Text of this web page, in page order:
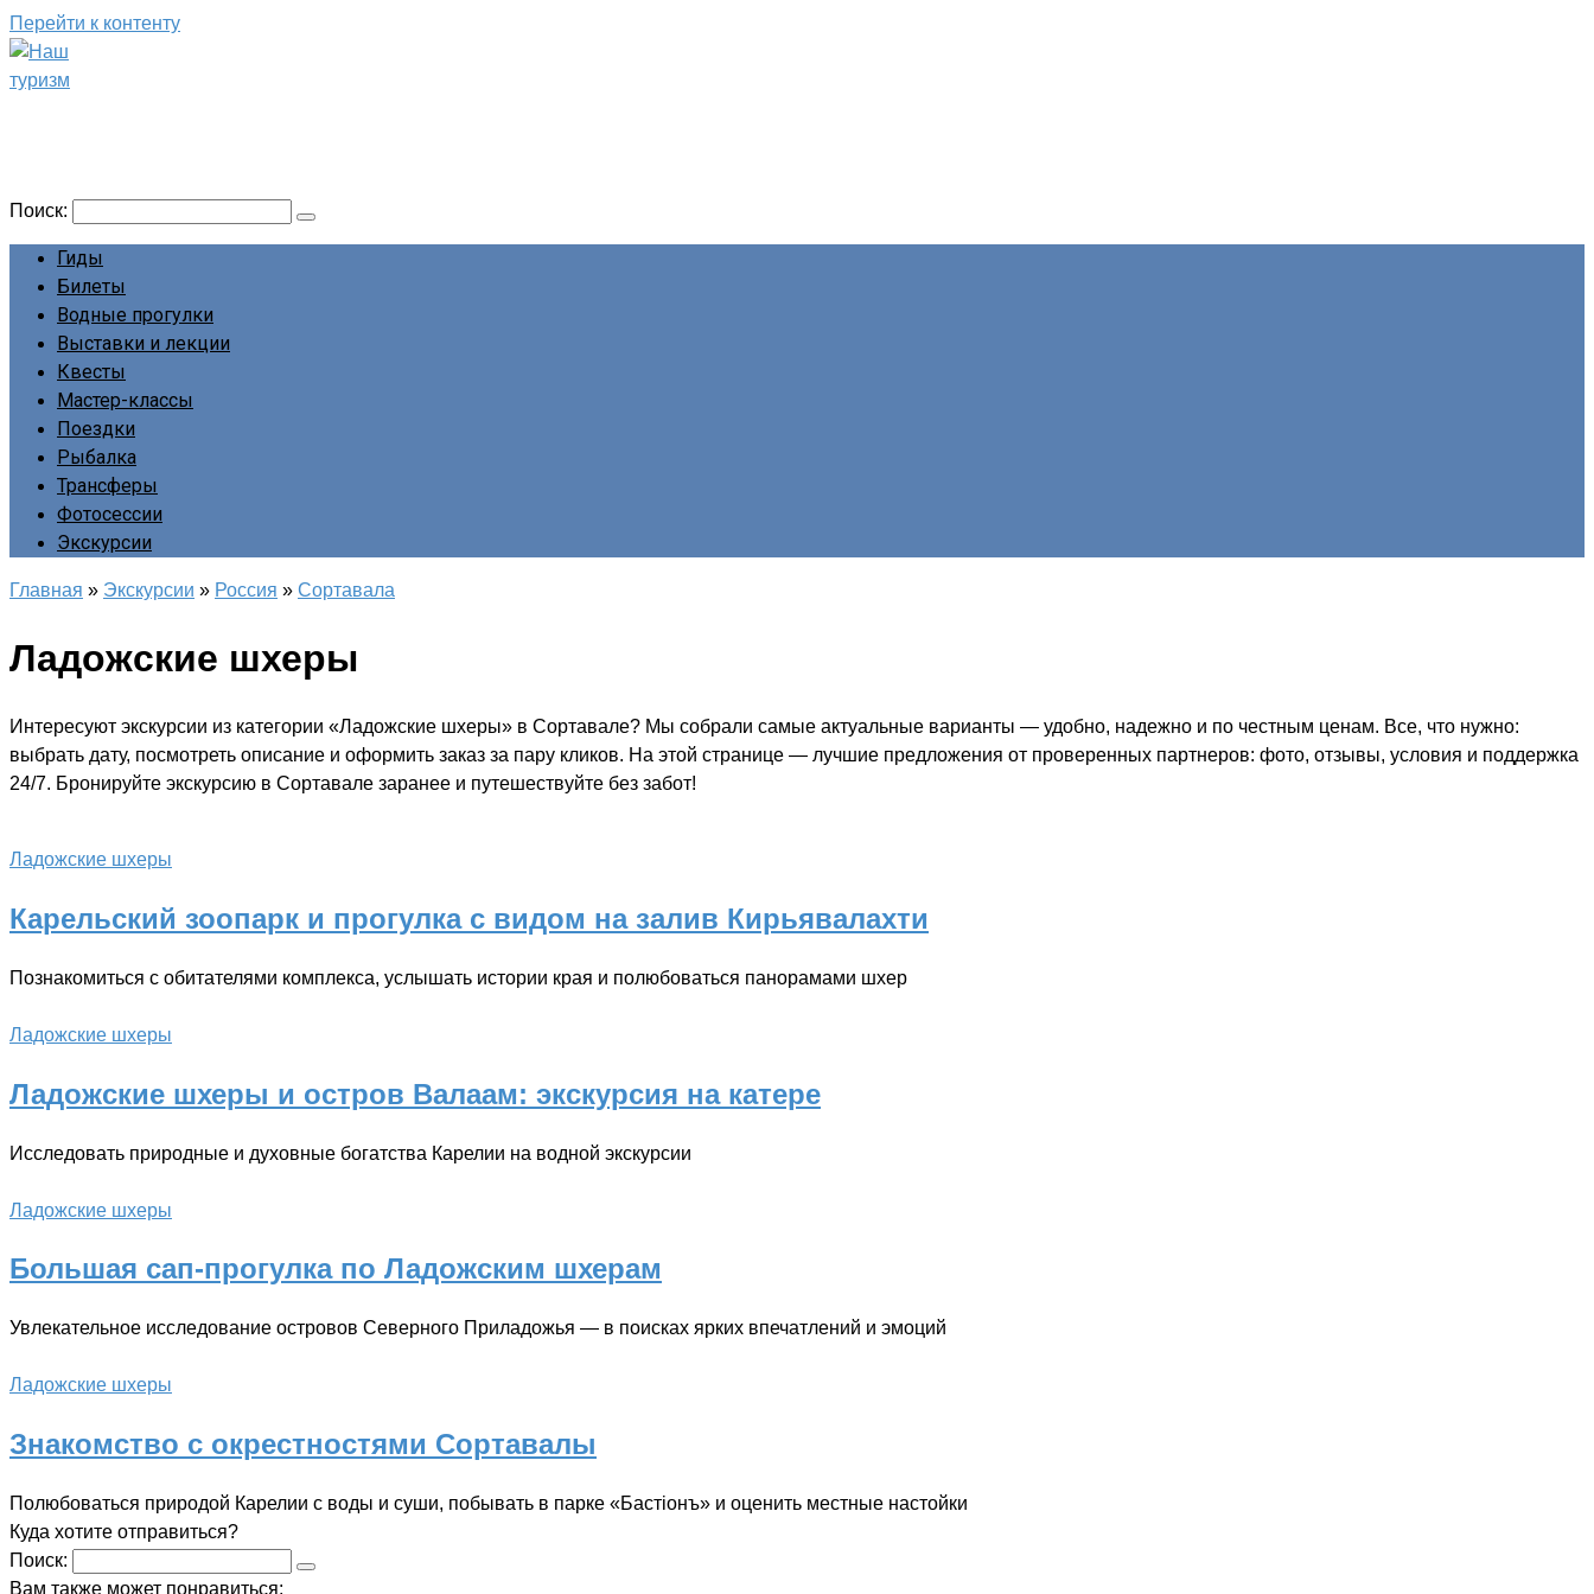
Перейти к контенту
Поиск:
Гиды
Билеты
Водные прогулки
Выставки и лекции
Квесты
Мастер-классы
Поездки
Рыбалка
Трансферы
Фотосессии
Экскурсии
Главная » Экскурсии » Россия » Сортавала
Ладожские шхеры
Интересуют экскурсии из категории «Ладожские шхеры» в Сортавале? Мы собрали самые актуальные варианты — удобно, надежно и по честным ценам. Все, что нужно:
выбрать дату, посмотреть описание и оформить заказ за пару кликов. На этой странице — лучшие предложения от проверенных партнеров: фото, отзывы, условия и поддержка
24/7. Бронируйте экскурсию в Сортавале заранее и путешествуйте без забот!
Ладожские шхеры
Карельский зоопарк и прогулка с видом на залив Кирьявалахти
Познакомиться с обитателями комплекса, услышать истории края и полюбоваться панорамами шхер
Ладожские шхеры
Ладожские шхеры и остров Валаам: экскурсия на катере
Исследовать природные и духовные богатства Карелии на водной экскурсии
Ладожские шхеры
Большая сап-прогулка по Ладожским шхерам
Увлекательное исследование островов Северного Приладожья — в поисках ярких впечатлений и эмоций
Ладожские шхеры
Знакомство с окрестностями Сортавалы
Полюбоваться природой Карелии с воды и суши, побывать в парке «Бастіонъ» и оценить местные настойки
Куда хотите отправиться?
Поиск:
Вам также может понравиться: